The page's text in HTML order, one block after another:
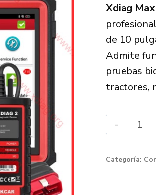
Xdiag
de 10
Admite
pruebas
tractores,
Xdiag
MAX
Categoría: